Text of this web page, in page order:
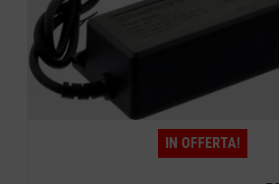
IN OFFERTA!